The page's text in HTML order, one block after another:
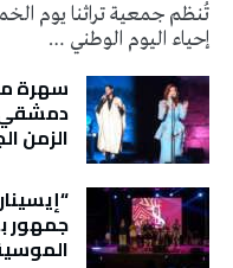
إحياء اليوم الوطني …
سهرة
دمشقي
الزمن
جمهور